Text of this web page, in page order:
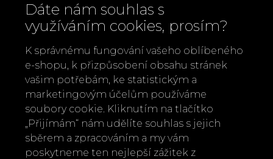
Seklý ježek bílý 2024, Vinařství Ježková
250 Kč
Dáte nám souhlas s
využíváním cookies, prosím?
K správnému fungování vašeho oblíbeného
e-shopu, k přizpůsobení obsahu stránek
vašim potřebám, ke statistickým a
marketingovým účelům používáme
soubory cookie. Kliknutím na tlačítko
„Přijímám“ nám udělíte souhlas s jejich
sběrem a zpracováním a my vám
poskytneme ten nejlepší zážitek z